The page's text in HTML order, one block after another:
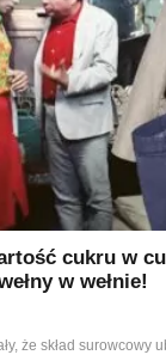
cukru w
w wełnie!
że skład surowcowy